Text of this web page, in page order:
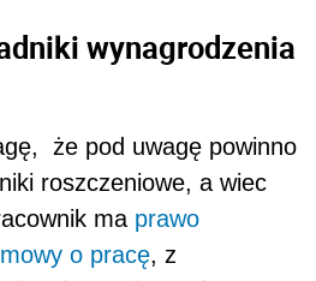
wynagrodzenia
że pod uwagę powinno
roszczeniowe, a wiec
ma prawo
o pracę, z